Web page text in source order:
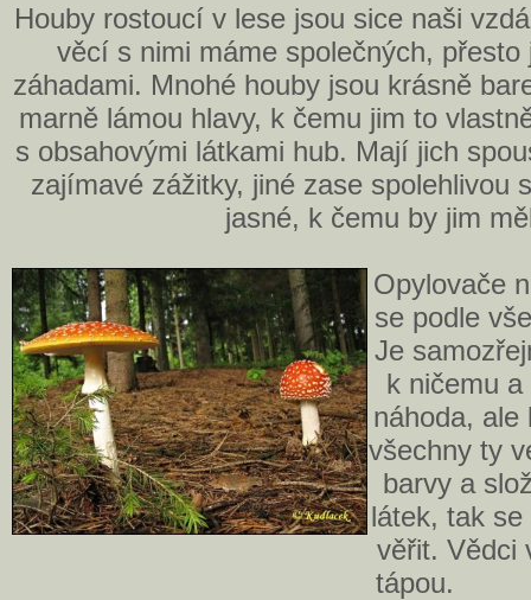
Houby rostoucí v lese jsou sice naši
věcí s nimi máme společných, přesto
záhadami. Mnohé houby jsou krásně
marně lámou hlavy, k čemu jim to
s obsahovými látkami hub. Mají jich
zajímavé zážitky, jiné zase spolehlivou
jasné, k čemu by jim
Opylovače
se podle
Je
k ničemu
náhoda, ale
všechny ty
barvy a
látek, tak
věřit. Vědci
tápou.